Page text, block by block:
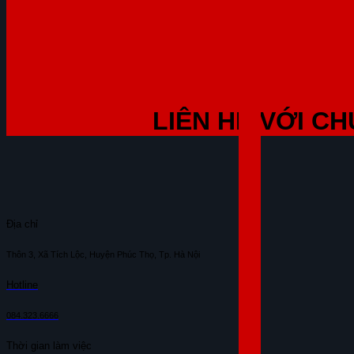
LIÊN HỆ VỚI
Địa chỉ
Thôn 3, Xã Tích Lộc, Huyện Phúc Thọ, Tp. Hà Nội
Hotline
084.323.6666
Thời gian làm việc